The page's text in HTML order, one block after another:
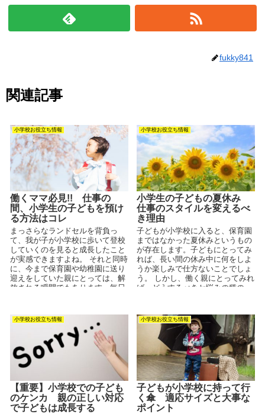
fukky841
関連記事
小学校お役立ち情報
働くママ必見!! 仕事の
間、小学生の子どもを預け
る方法はコレ
まっさらなランドセルを背負っ
て、我が子が小学校に歩いて登校
していくのを見ると成長したこと
が実感できますよね。 それと同時
に、今まで保育園や幼稚園に送り
迎えをしていた親にとっては、解
放される瞬間でもあります。毎日
小学校お役立ち情報
小学生の子どもの夏休み
仕事のスタイルを変えるべ
き理由
子どもが小学校に入ると、保育園
まではなかった夏休みというもの
が存在します。子どもにとってみ
れば、長い間の休み中に何をしよ
うか楽しみで仕方ないことでしょ
う。 しかし、働く親にとってみれ
ば、どうするべきか悩みの種の一
小学校お役立ち情報
【重要】小学校での子ども
のケンカ 親の正しい対応
で子どもは成長する
小学校お役立ち情報
子どもが小学校に持って行
く傘 適応サイズと大事な
ポイント